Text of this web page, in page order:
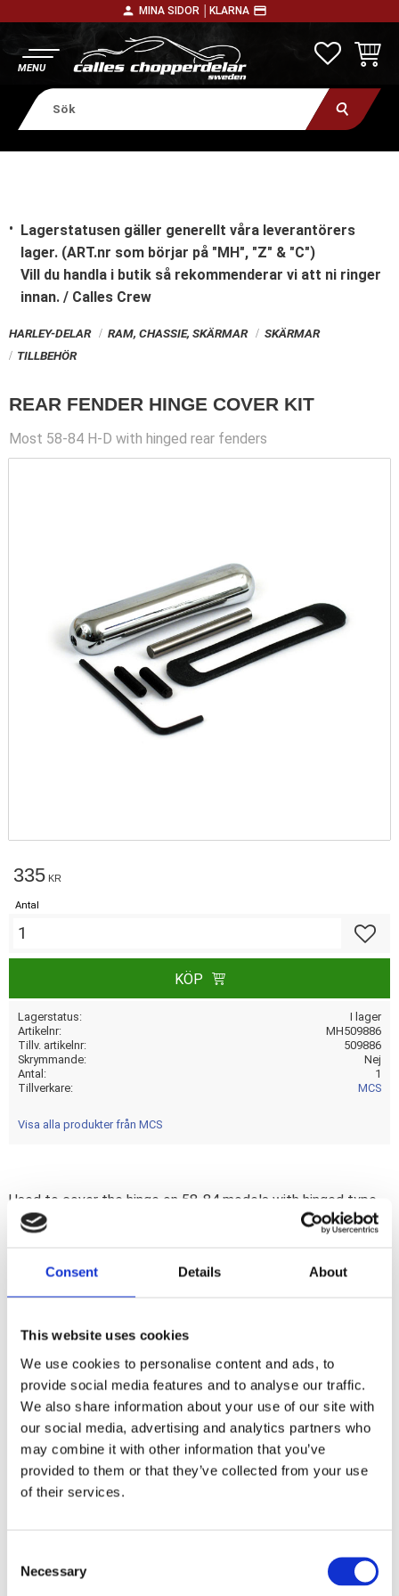
Consent Details About
This website uses cookies
We use cookies to personalise content and ads, to
provide social media features and to analyse our traffic.
We also share information about your use of our site with
our social media, advertising and analytics partners who
may combine it with other information that you’ve
provided to them or that they’ve collected from your use
of their services.
Necessary
person MINA SIDOR │ KLARNA payment
Lagerstatusen gäller generellt våra leverantörers
lager. (ART.nr som börjar på "MH", "Z" & "C")
Vill du handla i butik så rekommenderar vi att ni ringer
innan. / Calles Crew
HARLEY-DELAR RAM, CHASSIE, SKÄRMAR
SKÄRMAR
TILLBEHÖR
REAR FENDER HINGE COVER KIT
Most 58-84 H-D with hinged rear fenders
335 KR
Antal
KÖP
Lagerstatus
I lager
Artikelnr
MH509886
Tillv. artikelnr
509886
Skrymmande
Nej
Antal
1
Tillverkare
MCS
Visa alla produkter från MCS
Used to cover the hinge on 58-84 models with hinged type
rear fenders.
Dela med dig
c
b
o
k
Omdömen
Du
Bli den första att lämna ett omdöme.